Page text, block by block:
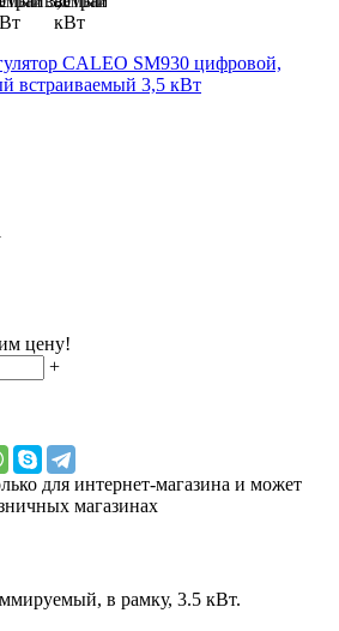
цену!
+
для интернет-магазина и может
магазинах
в рамку, 3.5 кВт.